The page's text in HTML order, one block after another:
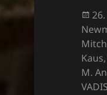
am
Kaus,
M.
VADIS